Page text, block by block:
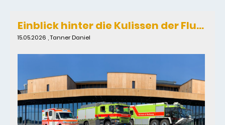
Einblick hinter die Kulissen der Flughafen-Feuerwehr
15.05.2026 , Tanner Daniel